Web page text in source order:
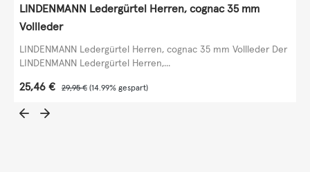
LINDENMANN Ledergürtel Herren, cognac 35 mm
Vollleder
LINDENMANN Ledergürtel Herren, cognac 35 mm Vollleder Der
LINDENMANN Ledergürtel Herren,...
Verkaufspreis:
25,46 € Regulärer Preis:
29,95 € (14.99% gespart)